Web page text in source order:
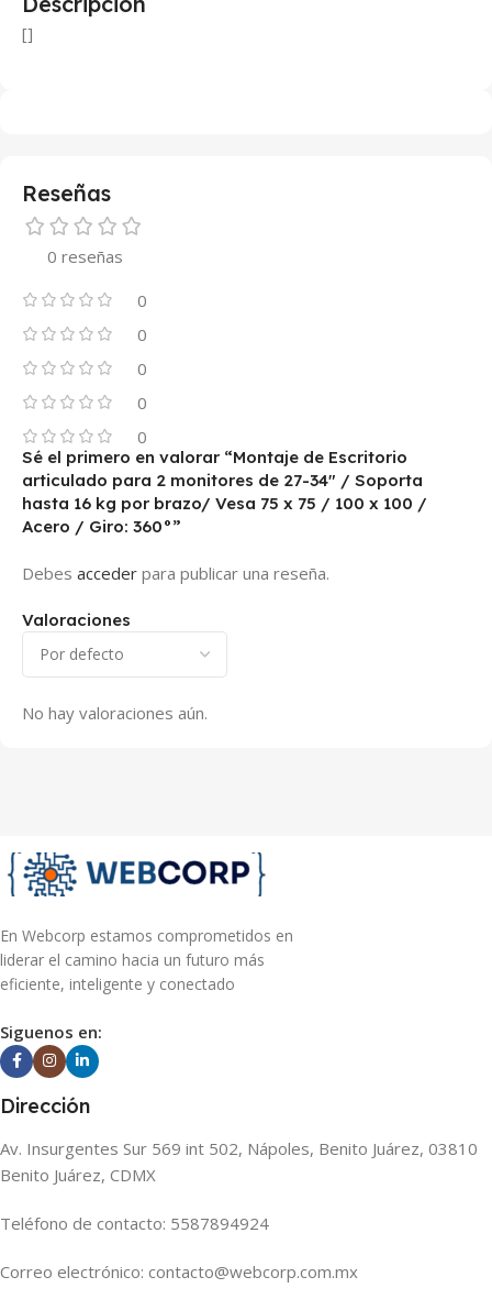
[]
Reseñas
0 reseñas
0
0
0
0
0
Valoraciones
No hay valoraciones aún.
Sé el primero en valorar “Montaje de Escritorio
articulado para 2 monitores de 27-34″ / Soporta
hasta 16 kg por brazo/ Vesa 75 x 75 / 100 x 100 /
Acero / Giro: 360°”
Debes acceder para publicar una reseña.
En Webcorp estamos comprometidos en
liderar el camino hacia un futuro más
eficiente, inteligente y conectado
Siguenos en:
Dirección
Av. Insurgentes Sur 569 int 502, Nápoles, Benito Juárez, 03810
Benito Juárez, CDMX
Teléfono de contacto: 5587894924
Correo electrónico: contacto@webcorp.com.mx